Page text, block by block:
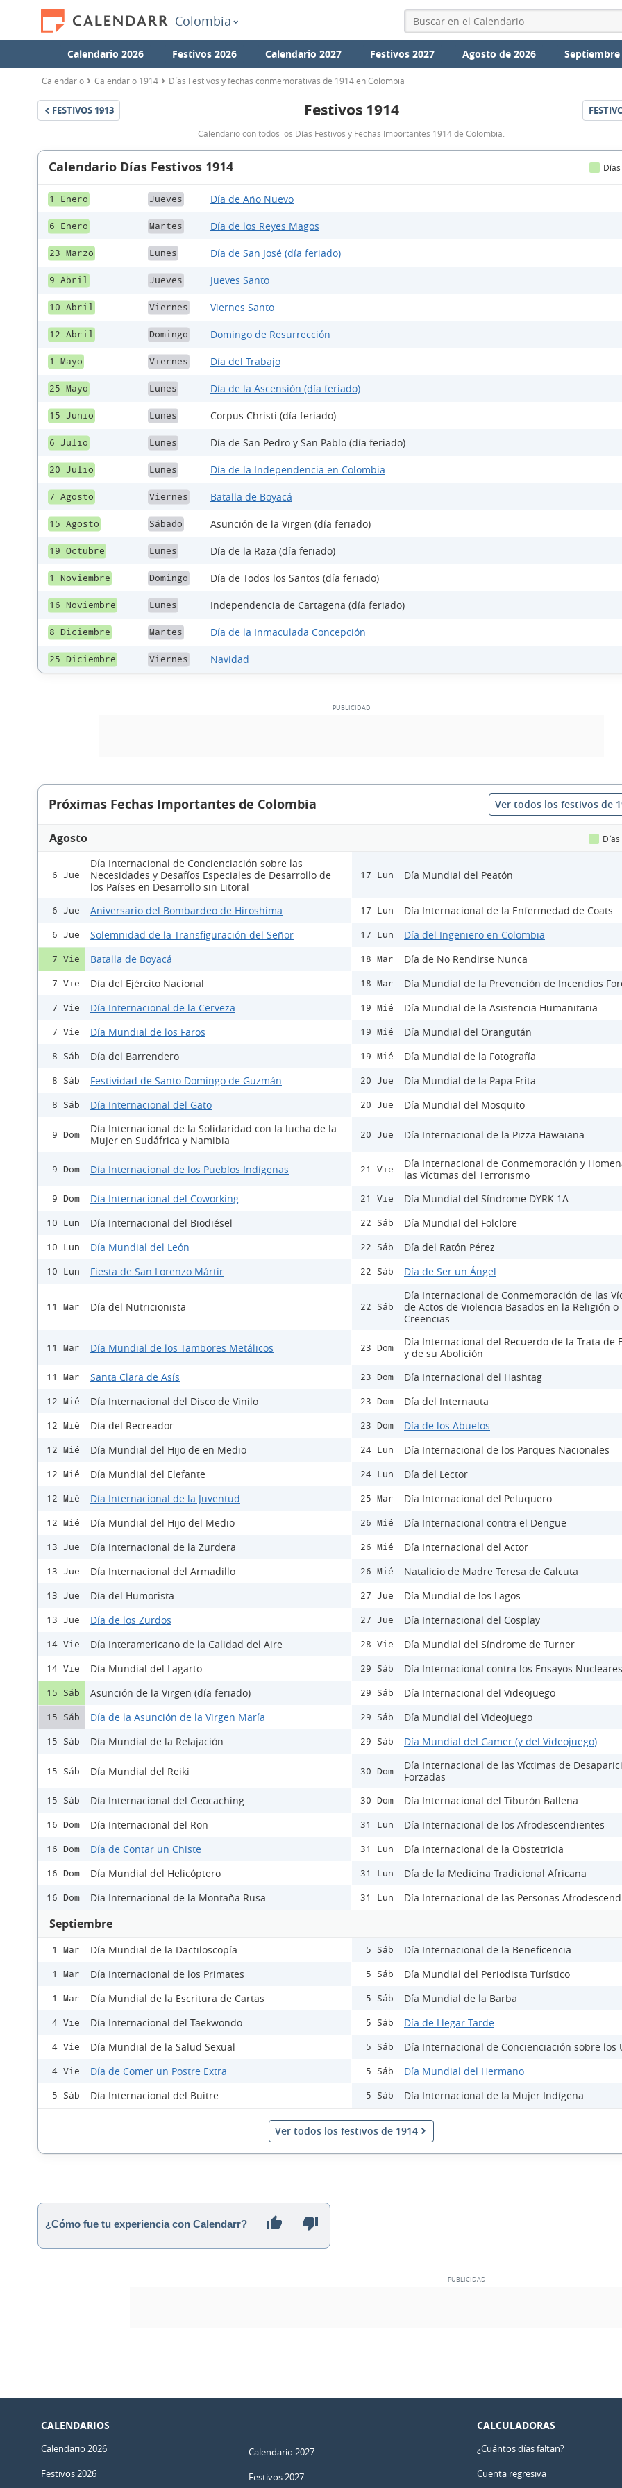
Colombia
Calendario 2026 Festivos 2026 Calendario 2027 Festivos 2027 Agosto de 2026 Septiembre
Calendario Calendario 1914 Días Festivos y fechas conmemorativas de 1914 en Colombia
FESTIVOS 1913
Festivos
Colombia
Festivos 1914
Calendario con todos los Días Festivos y Fechas Importantes 1914 de Colombia.
Calendario Días Festivos 1914
1 Enero Jueves Día de Año Nuevo
6 Enero Martes Día de los Reyes Magos
23 Marzo Lunes Día de San José (día feriado)
9 Abril Jueves Jueves Santo
10 Abril Viernes Viernes Santo
12 Abril Domingo Domingo de Resurrección
1 Mayo Viernes Día del Trabajo
25 Mayo Lunes Día de la Ascensión (día feriado)
15 Junio Lunes Corpus Christi (día feriado)
6 Julio Lunes Día de San Pedro y San Pablo (día feriado)
20 Julio Lunes Día de la Independencia en Colombia
7 Agosto Viernes Batalla de Boyacá
15 Agosto Sábado Asunción de la Virgen (día feriado)
19 Octubre Lunes Día de la Raza (día feriado)
1 Noviembre Domingo Día de Todos los Santos (día feriado)
16 Noviembre Lunes Independencia de Cartagena (día feriado)
8 Diciembre Martes Día de la Inmaculada Concepción
25 Diciembre Viernes Navidad
Próximas Fechas Importantes de Colombia Ver todos los festivos de
Agosto Días
6 Jue
Día Internacional de Concienciación sobre las
Necesidades y Desafíos Especiales de Desarrollo de
los Países en Desarrollo sin Litoral
6 Jue Aniversario del Bombardeo de Hiroshima
6 Jue Solemnidad de la Transfiguración del Señor
7 Vie Batalla de Boyacá
7 Vie Día del Ejército Nacional
7 Vie Día Internacional de la Cerveza
7 Vie Día Mundial de los Faros
8 Sáb Día del Barrendero
8 Sáb Festividad de Santo Domingo de Guzmán
8 Sáb Día Internacional del Gato
9 Dom
Día Internacional de la Solidaridad con la lucha de la
Mujer en Sudáfrica y Namibia
9 Dom Día Internacional de los Pueblos Indígenas
9 Dom Día Internacional del Coworking
10 Lun Día Internacional del Biodiésel
10 Lun Día Mundial del León
10 Lun Fiesta de San Lorenzo Mártir
11 Mar Día del Nutricionista
11 Mar Día Mundial de los Tambores Metálicos
11 Mar Santa Clara de Asís
12 Mié Día Internacional del Disco de Vinilo
12 Mié Día del Recreador
12 Mié Día Mundial del Hijo de en Medio
12 Mié Día Mundial del Elefante
12 Mié Día Internacional de la Juventud
12 Mié Día Mundial del Hijo del Medio
13 Jue Día Internacional de la Zurdera
13 Jue Día Internacional del Armadillo
13 Jue Día del Humorista
13 Jue Día de los Zurdos
14 Vie Día Interamericano de la Calidad del Aire
14 Vie Día Mundial del Lagarto
15 Sáb Asunción de la Virgen (día feriado)
15 Sáb Día de la Asunción de la Virgen María
15 Sáb Día Mundial de la Relajación
15 Sáb Día Mundial del Reiki
15 Sáb Día Internacional del Geocaching
16 Dom Día Internacional del Ron
16 Dom Día de Contar un Chiste
16 Dom Día Mundial del Helicóptero
16 Dom Día Internacional de la Montaña Rusa
17 Lun Día Mundial del Peatón
17 Lun Día Internacional de la Enfermedad de Coats
17 Lun Día del Ingeniero en Colombia
18 Mar Día de No Rendirse Nunca
18 Mar Día Mundial de la Prevención de Incendios
19 Mié Día Mundial de la Asistencia Humanitaria
19 Mié Día Mundial del Orangután
19 Mié Día Mundial de la Fotografía
20 Jue Día Mundial de la Papa Frita
20 Jue Día Mundial del Mosquito
20 Jue Día Internacional de la Pizza Hawaiana
21 Vie
Día Internacional de Conmemoración y
las Víctimas del Terrorismo
21 Vie Día Mundial del Síndrome DYRK 1A
22 Sáb Día Mundial del Folclore
22 Sáb Día del Ratón Pérez
22 Sáb Día de Ser un Ángel
22 Sáb
Día Internacional de Conmemoración de las
de Actos de Violencia Basados en la Religión o
Creencias
23 Dom
Día Internacional del Recuerdo de la Trata de
y de su Abolición
23 Dom Día Internacional del Hashtag
23 Dom Día del Internauta
23 Dom Día de los Abuelos
24 Lun Día Internacional de los Parques Nacionales
24 Lun Día del Lector
25 Mar Día Internacional del Peluquero
26 Mié Día Internacional contra el Dengue
26 Mié Día Internacional del Actor
26 Mié Natalicio de Madre Teresa de Calcuta
27 Jue Día Mundial de los Lagos
27 Jue Día Internacional del Cosplay
28 Vie Día Mundial del Síndrome de Turner
29 Sáb Día Internacional contra los Ensayos Nucleares
29 Sáb Día Internacional del Videojuego
29 Sáb Día Mundial del Videojuego
29 Sáb Día Mundial del Gamer (y del Videojuego)
30 Dom
Día Internacional de las Víctimas de
Forzadas
30 Dom Día Internacional del Tiburón Ballena
31 Lun Día Internacional de los Afrodescendientes
31 Lun Día Internacional de la Obstetricia
31 Lun Día de la Medicina Tradicional Africana
31 Lun Día Internacional de las Personas
Septiembre
1 Mar Día Mundial de la Dactiloscopía
1 Mar Día Internacional de los Primates
1 Mar Día Mundial de la Escritura de Cartas
4 Vie Día Internacional del Taekwondo
4 Vie Día Mundial de la Salud Sexual
4 Vie Día de Comer un Postre Extra
5 Sáb Día Internacional del Buitre
5 Sáb Día Internacional de la Beneficencia
5 Sáb Día Mundial del Periodista Turístico
5 Sáb Día Mundial de la Barba
5 Sáb Día de Llegar Tarde
5 Sáb Día Internacional de Concienciación sobre los
5 Sáb Día Mundial del Hermano
5 Sáb Día Internacional de la Mujer Indígena
Ver todos los festivos de 1914
¿Cómo fue tu experiencia con Calendarr?
CALENDARIOS
Calendario 2026
Festivos 2026
Calendario 2027
Festivos 2027
CALCULADORAS
¿Cuántos días faltan?
Cuenta regresiva